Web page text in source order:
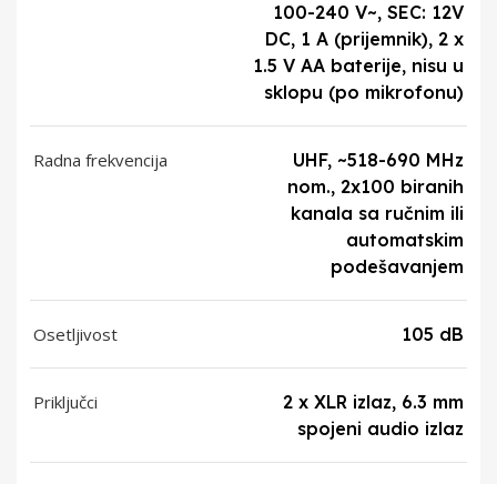
100-240 V~, SEC: 12V
DC, 1 A (prijemnik), 2 x
1.5 V AA baterije, nisu u
sklopu (po mikrofonu)
Radna frekvencija
UHF, ~518-690 MHz
nom., 2x100 biranih
kanala sa ručnim ili
automatskim
podešavanjem
Osetljivost 105 dB
Priključci
2 x XLR izlaz, 6.3 mm
spojeni audio izlaz